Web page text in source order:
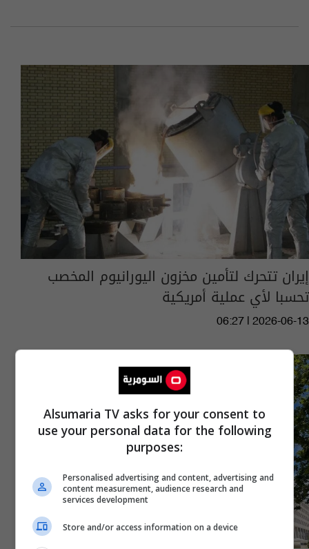
إيران تتحرك لتأمين مخزون اليورانيوم المخصب
تحسبا لأي عملية أمريكية
06:27 | 2026-06-13
Alsumaria TV asks for your consent to
use your personal data for the following
purposes:
Personalised advertising and content, advertising and
content measurement, audience research and
services development
Store and/or access information on a device